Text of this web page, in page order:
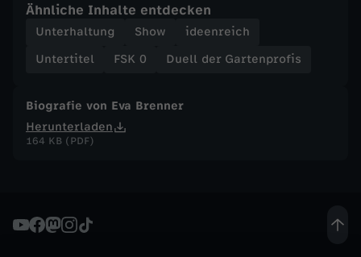
o
f
s
D
Ähnliche Inhalte entdecken
Unterhaltung Show
ideenreich
Untertitel
FSK 0 Duell der Gartenprofis
Biografie von Eva Brenner
Herunterladen
164 KB (PDF)